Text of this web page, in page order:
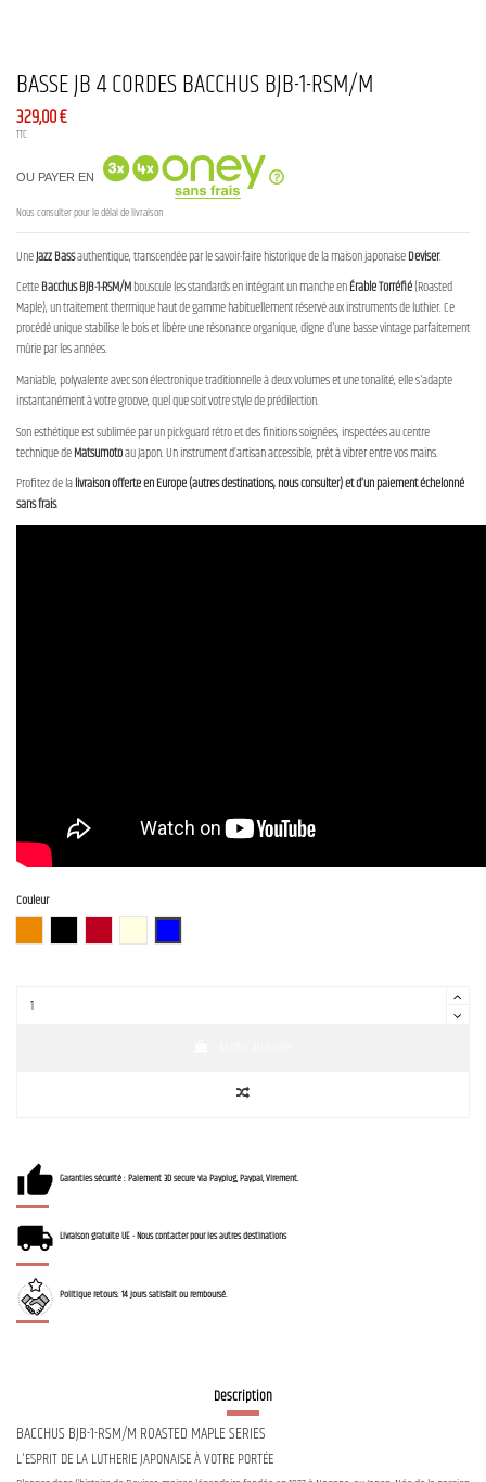
BASSE JB 4 CORDES BACCHUS BJB-1-RSM/M
329,00 €
TTC
OU PAYER EN
Nous consulter pour le délai de livraison
UneJazz Bassauthentique, transcendée par le savoir-faire historique de la maison japonaiseDeviser.
CetteBacchus BJB-1-RSM/Mbouscule les standards en intégrant un manche enÉrable Torréfié(Roasted
Maple), un traitement thermique haut de gamme habituellement réservé aux instruments de luthier. Ce
procédé unique stabilise le bois et libère une résonance organique, digne d'une basse vintage parfaitement
mûrie par les années.
Maniable, polyvalente avec son électronique traditionnelle à deux volumes et une tonalité, elle s'adapte
instantanément à votre groove, quel que soit votre style de prédilection.
Son esthétique est sublimée par un pickguard rétro et des finitions soignées, inspectées au centre
technique deMatsumotoau Japon. Un instrument d’artisan accessible, prêt à vibrer entre vos mains.
Profitez de lalivraison offerte en Europe (autres destinations, nous consulter) et d’un paiement échelonné
sans frais.
Couleur
Garanties sécurité : Paiement 3D secure via Payplug, Paypal, Virement.
Livraison gratuite UE - Nous contacter pour les autres destinations
Politique retours: 14 jours satisfait ou remboursé.
Description
BACCHUS BJB-1-RSM/M ROASTED MAPLE SERIES
L'ESPRIT DE LA LUTHERIE JAPONAISE À VOTRE PORTÉE